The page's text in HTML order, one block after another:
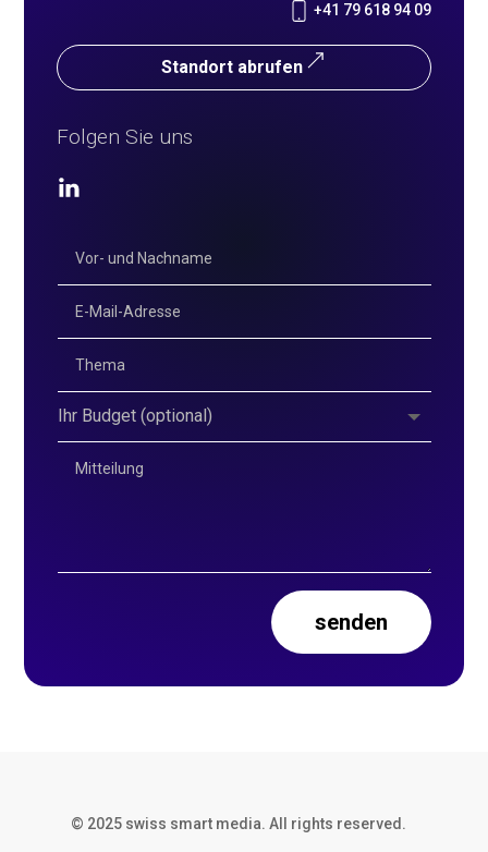
+41 79 618 94 09
Standort abrufen
Folgen Sie uns
senden
© 2025 swiss smart media. All rights reserved.